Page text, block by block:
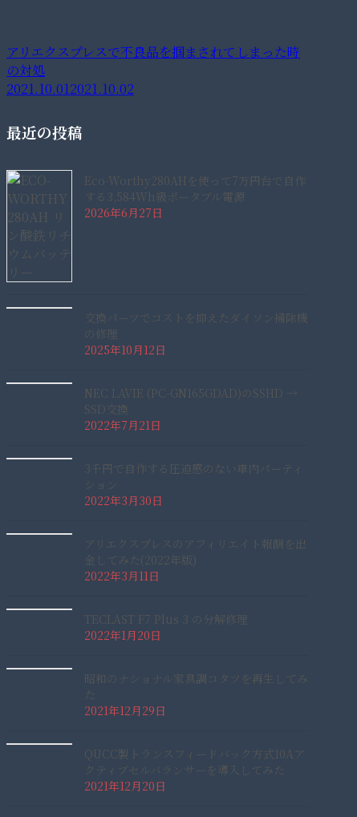
アリエクスプレスで不良品を掴まされてしまった時
の対処
2021.10.012021.10.02
最近の投稿
Eco-Worthy280AHを使って7万円台で自作
する3,584Wh級ポータブル電源
2026年6月27日
交換パーツでコストを抑えたダイソン掃除機
の修理
2025年10月12日
NEC LAVIE (PC-GN165GDAD)のSSHD →
SSD交換
2022年7月21日
3千円で自作する圧迫感のない車内パーティ
ション
2022年3月30日
アリエクスプレスのアフィリエイト報酬を出
金してみた(2022年版)
2022年3月11日
TECLAST F7 Plus 3 の分解修理
2022年1月20日
昭和のナショナル家具調コタツを再生してみ
た
2021年12月29日
QUCC製トランスフィードバック方式10Aア
クティブセルバランサーを導入してみた
2021年12月20日